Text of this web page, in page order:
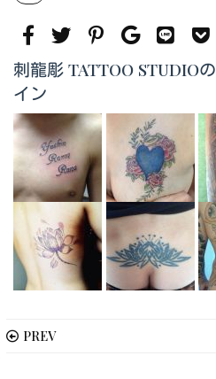
刺龍彫 TATTOO STUDIO
イン
PREV